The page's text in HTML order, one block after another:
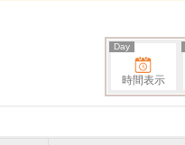
時間表示
Day